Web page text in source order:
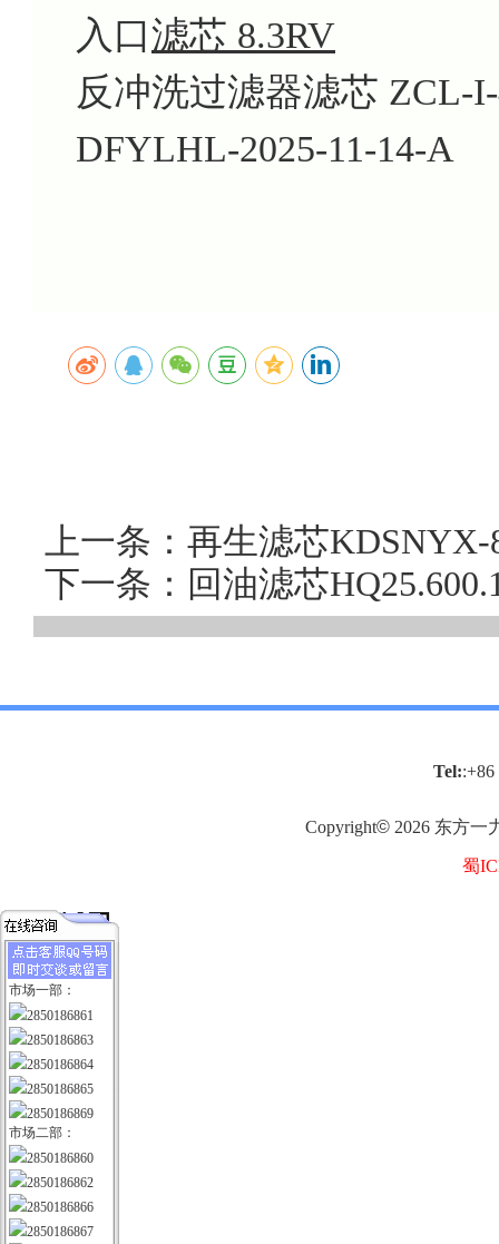
入口滤芯 8.3RV
反冲洗过滤器滤芯 ZCL-
DFYLHL-2025-11-14-A
上一条：再生滤芯
下一条：回油滤芯
Tel::+86
Copyright© 2026 东方一
蜀
市场一部：
2850186861
2850186863
2850186864
2850186865
2850186869
市场二部：
2850186860
2850186862
2850186866
2850186867